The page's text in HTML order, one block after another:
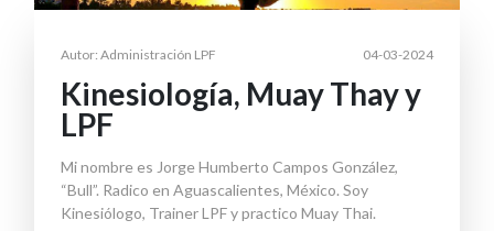
Autor: Administración LPF 04-03-2024
Kinesiología, Muay Thay y
LPF
Mi nombre es Jorge Humberto Campos González,
“Bull”. Radico en Aguascalientes, México. Soy
Kinesiólogo, Trainer LPF y practico Muay Thai.